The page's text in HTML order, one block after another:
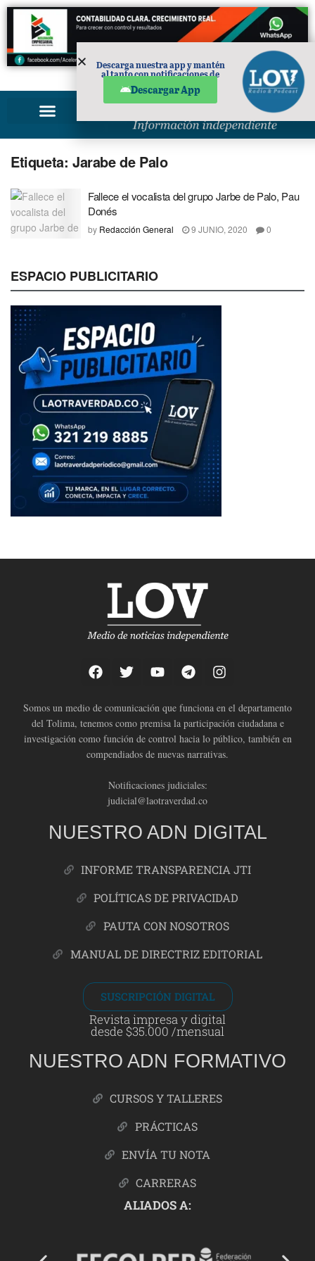
PUBLICIDAD
Etiqueta: Jarabe de Palo
Fallece el vocalista del grupo Jarbe de Palo, Pau
Donés
by Redacción General 9 JUNIO, 2020 0
ESPACIO PUBLICITARIO
Somos un medio de comunicación que funciona en el departamento
del Tolima, tenemos como premisa la participación ciudadana e
investigación como función de control hacia lo público, también en
compendiados de nuevas narrativas.
Notificaciones judiciales:
judicial@laotraverdad.co
NUESTRO ADN DIGITAL
INFORME TRANSPARENCIA JTI
POLÍTICAS DE PRIVACIDAD
PAUTA CON NOSOTROS
MANUAL DE DIRECTRIZ EDITORIAL
SUSCRIPCIÓN DIGITAL
Revista impresa y digital
desde $35.000 /mensual
NUESTRO ADN FORMATIVO
CURSOS Y TALLERES
PRÁCTICAS
ENVÍA TU NOTA
CARRERAS
ALIADOS A:
Descarga nuestra app y mantén
al tanto con notificaciones de
Descargar App